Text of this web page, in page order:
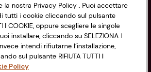
Servizio clienti
la nostra Privacy Policy . Puoi accettare
tutti i cookie cliccando sul pulsante
I COOKIE, oppure scegliere le singole
installare, cliccando su SELEZIONA I
intendi rifiutarne l’installazione,
sul pulsante RIFIUTA TUTTI I
Policy